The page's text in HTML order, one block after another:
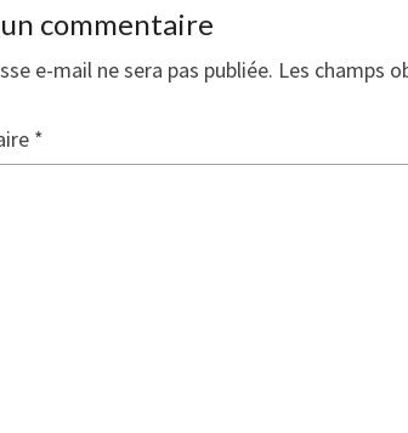
commentaire
e-mail ne sera pas publiée. Les champs
*